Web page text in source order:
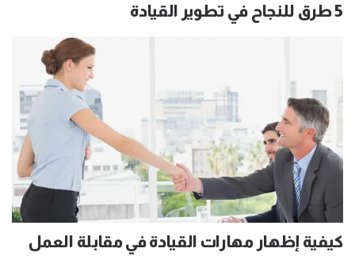
5 طرق للنجاح في تطوير القيادة
كيفية إظهار مهارات القيادة في مقابلة العمل